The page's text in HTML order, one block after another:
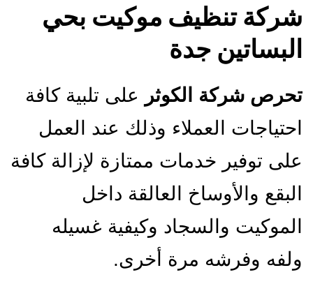
شركة تنظيف موكيت بحي
البساتين جدة
تحرص شركة الكوثر
على تلبية كافة
احتياجات العملاء وذلك عند العمل
على توفير خدمات ممتازة لإزالة كافة
البقع والأوساخ العالقة داخل
الموكيت والسجاد وكيفية غسيله
ولفه وفرشه مرة أخرى.